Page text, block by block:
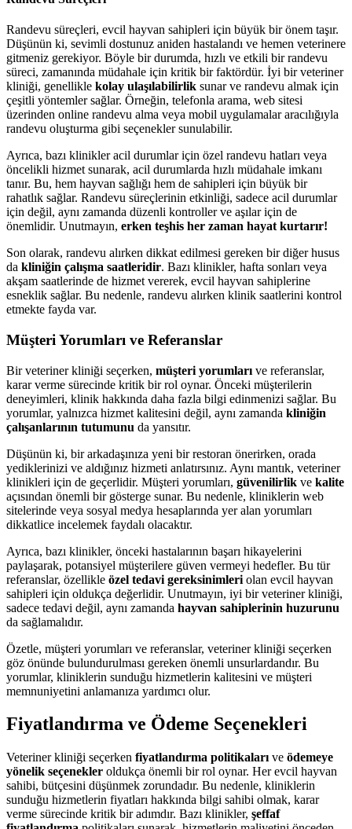
Randevu süreçleri, evcil hayvan sahipleri için büyük bir önem taşır.
Düşünün ki, sevimli dostunuz aniden hastalandı ve hemen veterinere
gitmeniz gerekiyor. Böyle bir durumda, hızlı ve etkili bir randevu
süreci, zamanında müdahale için kritik bir faktördür. İyi bir veteriner
kliniği, genellikle kolay ulaşılabilirlik sunar ve randevu almak için
çeşitli yöntemler sağlar. Örneğin, telefonla arama, web sitesi
üzerinden online randevu alma veya mobil uygulamalar aracılığıyla
randevu oluşturma gibi seçenekler sunulabilir.
Ayrıca, bazı klinikler acil durumlar için özel randevu hatları veya
öncelikli hizmet sunarak, acil durumlarda hızlı müdahale imkanı
tanır. Bu, hem hayvan sağlığı hem de sahipleri için büyük bir
rahatlık sağlar. Randevu süreçlerinin etkinliği, sadece acil durumlar
için değil, aynı zamanda düzenli kontroller ve aşılar için de
önemlidir. Unutmayın, erken teşhis her zaman hayat kurtarır!
Son olarak, randevu alırken dikkat edilmesi gereken bir diğer husus
da kliniğin çalışma saatleridir. Bazı klinikler, hafta sonları veya
akşam saatlerinde de hizmet vererek, evcil hayvan sahiplerine
esneklik sağlar. Bu nedenle, randevu alırken klinik saatlerini kontrol
etmekte fayda var.
Müşteri Yorumları ve Referanslar
Bir veteriner kliniği seçerken, müşteri yorumları ve referanslar,
karar verme sürecinde kritik bir rol oynar. Önceki müşterilerin
deneyimleri, klinik hakkında daha fazla bilgi edinmenizi sağlar. Bu
yorumlar, yalnızca hizmet kalitesini değil, aynı zamanda kliniğin
çalışanlarının tutumunu da yansıtır.
Düşünün ki, bir arkadaşınıza yeni bir restoran önerirken, orada
yediklerinizi ve aldığınız hizmeti anlatırsınız. Aynı mantık, veteriner
klinikleri için de geçerlidir. Müşteri yorumları, güvenilirlik ve kalite
açısından önemli bir gösterge sunar. Bu nedenle, kliniklerin web
sitelerinde veya sosyal medya hesaplarında yer alan yorumları
dikkatlice incelemek faydalı olacaktır.
Ayrıca, bazı klinikler, önceki hastalarının başarı hikayelerini
paylaşarak, potansiyel müşterilere güven vermeyi hedefler. Bu tür
referanslar, özellikle özel tedavi gereksinimleri olan evcil hayvan
sahipleri için oldukça değerlidir. Unutmayın, iyi bir veteriner kliniği,
sadece tedavi değil, aynı zamanda hayvan sahiplerinin huzurunu
da sağlamalıdır.
Özetle, müşteri yorumları ve referanslar, veteriner kliniği seçerken
göz önünde bulundurulması gereken önemli unsurlardandır. Bu
yorumlar, kliniklerin sunduğu hizmetlerin kalitesini ve müşteri
memnuniyetini anlamanıza yardımcı olur.
Fiyatlandırma ve Ödeme Seçenekleri
Veteriner kliniği seçerken fiyatlandırma politikaları ve ödemeye
yönelik seçenekler oldukça önemli bir rol oynar. Her evcil hayvan
sahibi, bütçesini düşünmek zorundadır. Bu nedenle, kliniklerin
sunduğu hizmetlerin fiyatları hakkında bilgi sahibi olmak, karar
verme sürecinde kritik bir adımdır. Bazı klinikler, şeffaf